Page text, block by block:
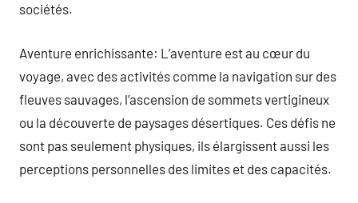
sociétés.
Aventure enrichissante: L’aventure est au cœur du
voyage, avec des activités comme la navigation sur des
fleuves sauvages, l’ascension de sommets vertigineux
ou la découverte de paysages désertiques. Ces défis ne
sont pas seulement physiques, ils élargissent aussi les
perceptions personnelles des limites et des capacités.